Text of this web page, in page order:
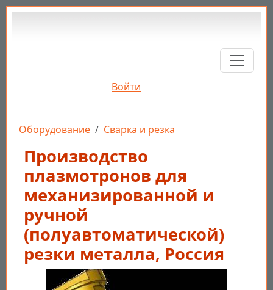
Перейти к основному содержанию
Войти
Строка навигации
Оборудование Сварка и резка
Производство
плазмотронов для
механизированной и
ручной
(полуавтоматической)
резки металла, Россия